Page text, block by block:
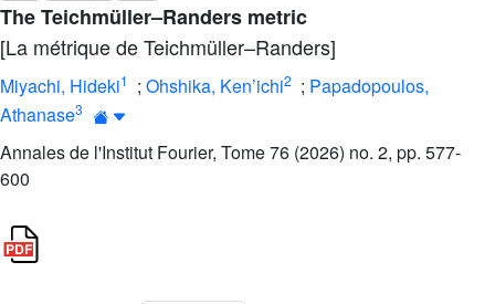
The Teichmüller–Randers metric
[La métrique de Teichmüller–Randers]
Miyachi, Hideki1 ; Ohshika, Ken’ichi2 ; Papadopoulos,
Athanase3
Annales de l'Institut Fourier, Tome 76 (2026) no. 2, pp. 577-
600